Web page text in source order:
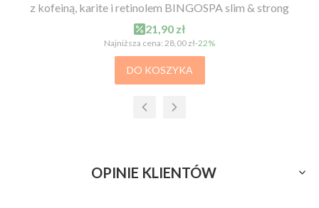
z kofeiną, karite i retinolem BINGOSPA slim & strong
Cena promocyjna
21,90 zł
Najniższa cena: 28,00 zł-22%
DO KOSZYKA
OPINIE KLIENTÓW